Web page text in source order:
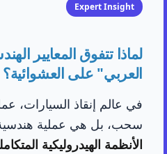
Expert Insight
لماذا تتفوق المعايير
العربي" على العشوائية؟
في عالم إنقاذ السيارات،
سحب، بل هي عملية